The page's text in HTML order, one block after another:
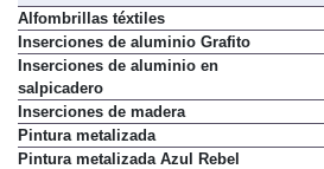
Alfombrillas téxtiles
Inserciones de aluminio Grafito
Inserciones de aluminio en
salpicadero
Inserciones de madera
Pintura metalizada
Pintura metalizada Azul Rebel